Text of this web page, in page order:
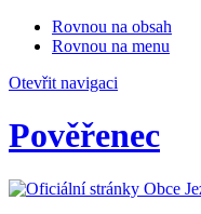
Rovnou na obsah
Rovnou na menu
Otevřit navigaci
Pověřenec